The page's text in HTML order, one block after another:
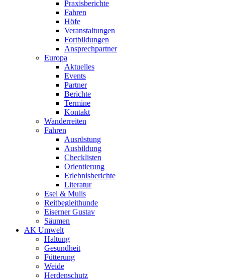
Praxisberichte
Fahren
Höfe
Veranstaltungen
Fortbildungen
Ansprechpartner
Europa
Aktuelles
Events
Partner
Berichte
Termine
Kontakt
Wanderreiten
Fahren
Ausrüstung
Ausbildung
Checklisten
Orientierung
Erlebnisberichte
Literatur
Esel & Mulis
Reitbegleithunde
Eiserner Gustav
Säumen
AK Umwelt
Haltung
Gesundheit
Fütterung
Weide
Herdenschutz